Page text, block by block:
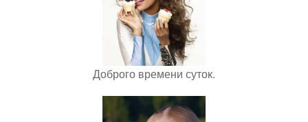
Доброго времени суток.